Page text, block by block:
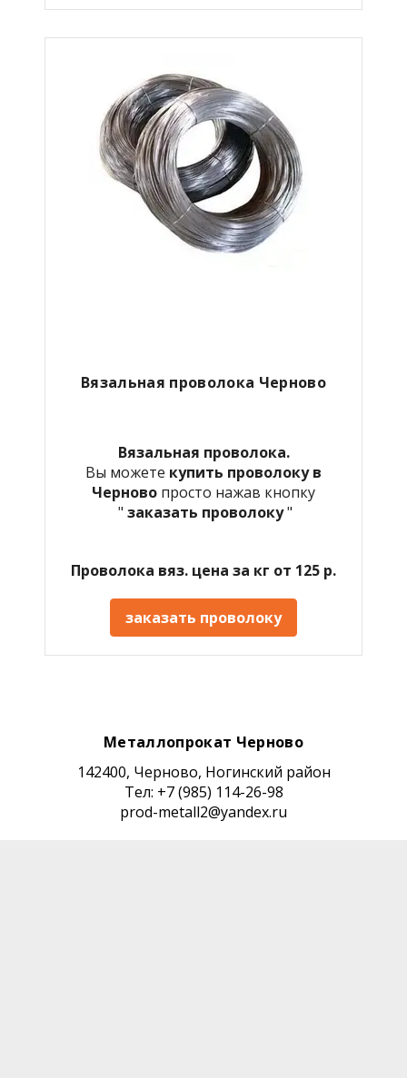
Вязальная проволока Черново
Вязальная проволока.
Вы можете купить проволоку в
Черново просто нажав кнопку
" заказать проволоку"
Проволока вяз. цена за кг от 125 р.
заказать проволоку
Металлопрокат Черново
142400, Черново, Ногинский район
Тел: +7 (985) 114-26-98
prod-metall2@yandex.ru